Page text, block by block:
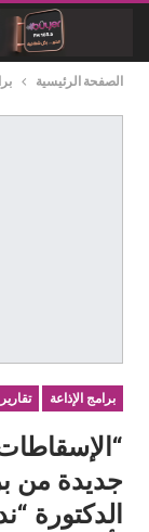
الصفحة الرئيسية
برامج الإذاعة تقارير
جديدة من
الدكتورة